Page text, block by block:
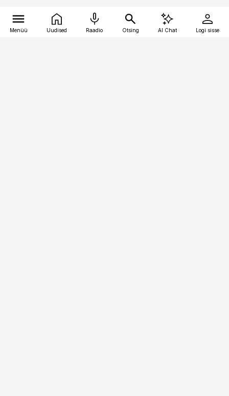
Menüü Uudised Raadio Otsing AI Chat Logi sisse